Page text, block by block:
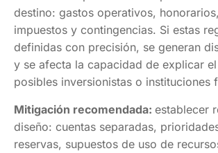
destino: gastos operativos,
impuestos y contingencias. Si estas
definidas con precisión, se generan
y se afecta la capacidad de explicar
posibles inversionistas o instituciones
Mitigación recomendada: establecer
diseño: cuentas separadas,
reservas, supuestos de uso de